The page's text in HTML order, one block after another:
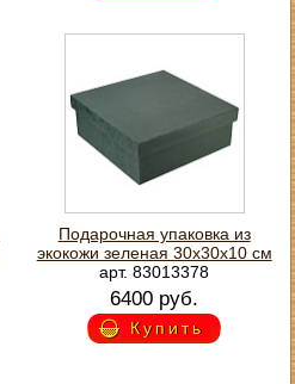
Подарочная упаковка из
экокожи зеленая 30х30х10 см
арт. 83013378
6400 руб.
Купить